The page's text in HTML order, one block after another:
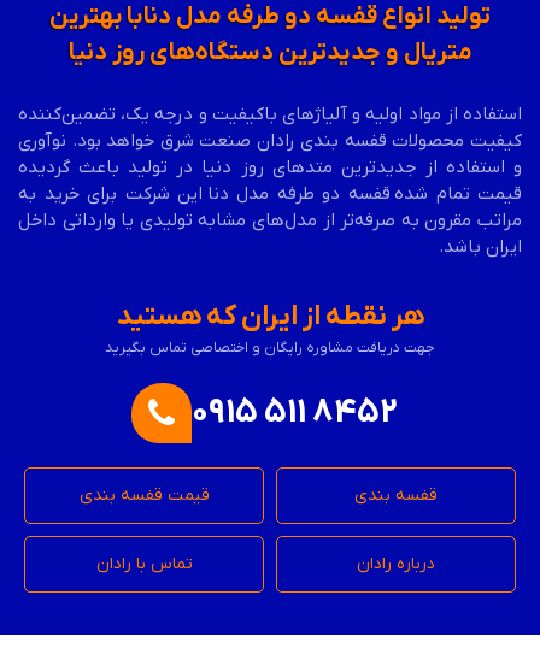
تولید انواعقفسه دو طرفه مدل دنابا بهترین
متریال و جدیدترین دستگاه‌های روز دنیا
استفاده از مواد اولیه و آلیاژهای باکیفیت و درجه یک، تضمین‌کننده
کیفیت محصولات قفسه بندی رادان صنعت شرق خواهد بود. نوآوری
و استفاده از جدیدترین متدهای روز دنیا در تولید باعث گردیده
قیمت تمام شده قفسه دو طرفه مدل دنا این شرکت برای خرید به
مراتب مقرون به صرفه‌تر از مدل‌های مشابه تولیدی یا وارداتی داخل
ایران باشد.
هر نقطه از ایران که هستید
جهت دریافت مشاوره رایگان و اختصاصی تماس بگیرید
0915 511 8452
قفسه بندی قیمت قفسه بندی
درباره رادان تماس با رادان